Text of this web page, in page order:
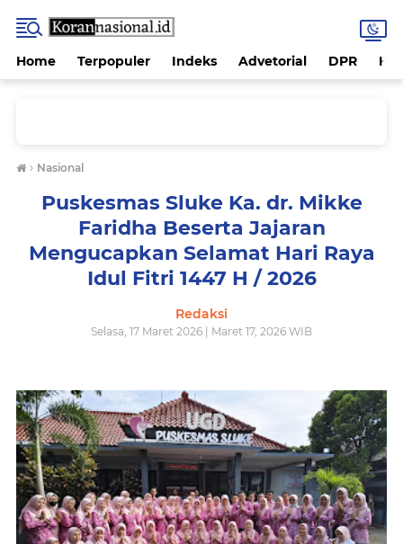
Home Terpopuler Indeks Advetorial DPR
› Nasional
Puskesmas Sluke Ka. dr. Mikke
Faridha Beserta Jajaran
Mengucapkan Selamat Hari Raya
Idul Fitri 1447 H / 2026
Redaksi
Selasa, 17 Maret 2026 | Maret 17, 2026 WIB